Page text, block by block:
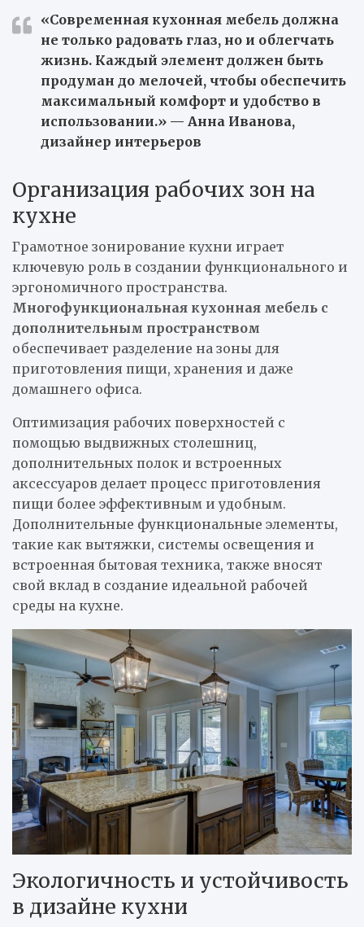
«Современная кухонная мебель должна
не только радовать глаз, но и облегчать
жизнь. Каждый элемент должен быть
продуман до мелочей, чтобы обеспечить
максимальный комфорт и удобство в
использовании.» — Анна Иванова,
дизайнер интерьеров
Организация рабочих зон на
кухне
Грамотное зонирование кухни играет
ключевую роль в создании функционального и
эргономичного пространства.
Многофункциональная кухонная мебель с
дополнительным пространством
обеспечивает разделение на зоны для
приготовления пищи, хранения и даже
домашнего офиса.
Оптимизация рабочих поверхностей с
помощью выдвижных столешниц,
дополнительных полок и встроенных
аксессуаров делает процесс приготовления
пищи более эффективным и удобным.
Дополнительные функциональные элементы,
такие как вытяжки, системы освещения и
встроенная бытовая техника, также вносят
свой вклад в создание идеальной рабочей
среды на кухне.
Экологичность и устойчивость
в дизайне кухни